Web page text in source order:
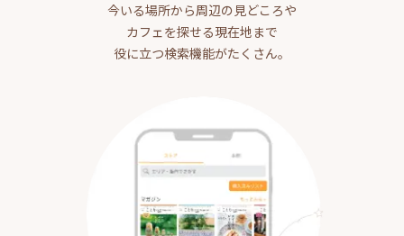
今いる場所から周辺の見どころや
カフェを探せる現在地まで
役に立つ検索機能がたくさん。